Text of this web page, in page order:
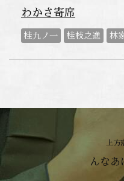
わかさ寄席
桂九ノ一 桂枝之進 林
上方
んなあ